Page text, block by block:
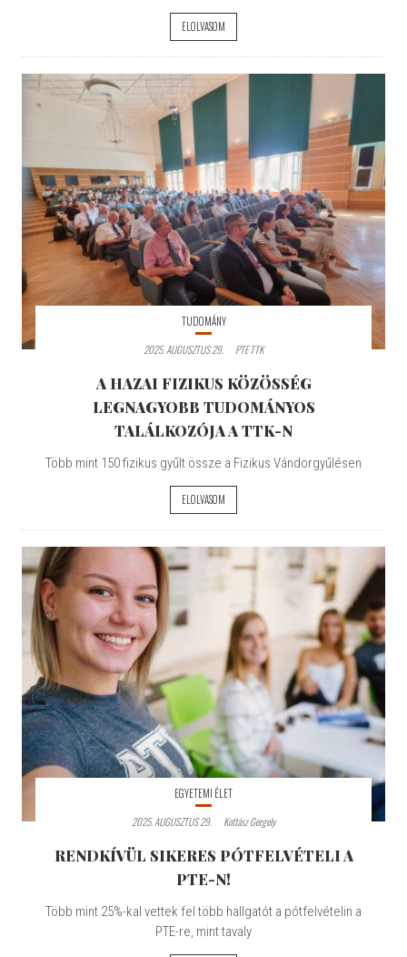
ELOLVASOM
TUDOMÁNY
2025. AUGUSZTUS 29.
PTE TTK
A HAZAI FIZIKUS KÖZÖSSÉG
LEGNAGYOBB TUDOMÁNYOS
TALÁLKOZÓJA A TTK-N
Több mint 150 fizikus gyűlt össze a Fizikus Vándorgyűlésen
ELOLVASOM
EGYETEMI ÉLET
2025. AUGUSZTUS 29.
Kottász Gergely
RENDKÍVÜL SIKERES PÓTFELVÉTELI A
PTE-N!
Több mint 25%-kal vettek fel több hallgatót a pótfelvételin a
PTE-re, mint tavaly